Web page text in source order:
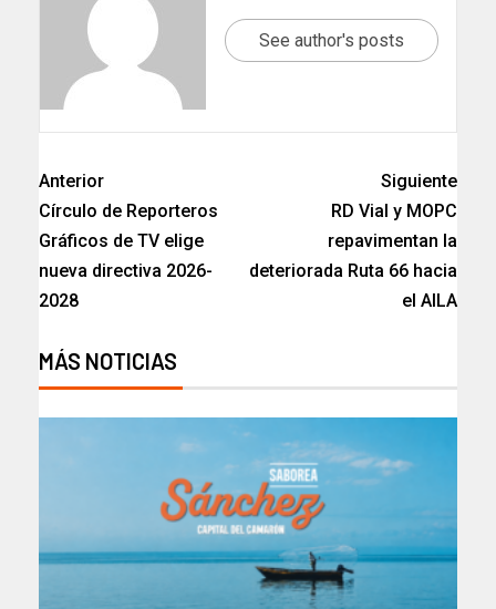
See author's posts
Anterior
Círculo de Reporteros
Gráficos de TV elige
nueva directiva 2026-
2028
Siguiente
RD Vial y MOPC
repavimentan la
deteriorada Ruta 66 hacia
el AILA
MÁS NOTICIAS